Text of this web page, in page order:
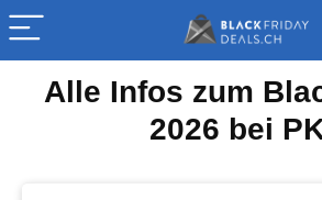
Alle Infos zum
2026 bei